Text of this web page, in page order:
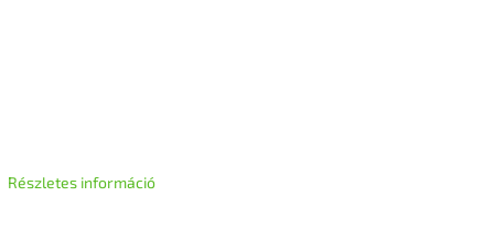
Részletes információ